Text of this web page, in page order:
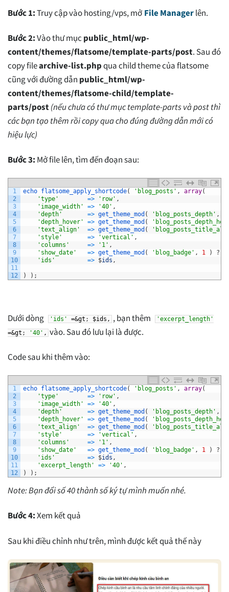
Bước 1:Truy cập vào hosting/vps, mở File Managerlên.
Bước 2:Vào thư mục public_html/wp-
content/themes/flatsome/template-parts/post. Sau đó
copy filearchive-list.phpqua child theme của flatsome
cũng với đường dẫn public_html/wp-
content/themes/flatsome-child/template-
parts/post(nếu chưa có thư mục template-parts và post thì
các bạn tạo thêm rồi copy qua cho đúng đường dẫn mới có
hiệu lực)
Bước 3: Mở file lên, tìm đến đoạn sau:
1
2
3
4
5
6
7
8
9
10
11
12
echo flatsome_apply_shortcode( 'blog_posts' , array(
'type'
=> 'row' ,
'image_width'
=> '40' ,
'depth'
=> get_theme_mod ( 'blog_posts_depth' ,
'depth_hover'
=> get_theme_mod (
'text_align'
=> get_theme_mod (
'style'
=> 'vertical' ,
'columns'
=> '1' ,
'show_date'
=> get_theme_mod ( 'blog_badge' , 1 ) ?
'ids'
=> $ids ,
) ) ;
Dưới dòng 'ids' =&gt ; $ids, , bạn thêm
'excerpt_length'
=&gt ; '40' , vào. Sau đó lưu lại là được.
Code sau khi thêm vào:
1
2
3
4
5
6
7
8
9
10
11
12
echo flatsome_apply_shortcode( 'blog_posts' , array(
'type'
=> 'row' ,
'image_width'
=> '40' ,
'depth'
=> get_theme_mod ( 'blog_posts_depth' ,
'depth_hover'
=> get_theme_mod (
'text_align'
=> get_theme_mod (
'style'
=> 'vertical' ,
'columns'
=> '1' ,
'show_date'
=> get_theme_mod ( 'blog_badge' , 1 ) ?
'ids'
=> $ids ,
'excerpt_length'
=> '40' ,
)
) ;
Note: Bạn đổi số 40 thành số ký tự mình muốn nhé.
Bước 4:Xem kết quả
Sau khi điều chỉnh như trên, mình được kết quả thế này